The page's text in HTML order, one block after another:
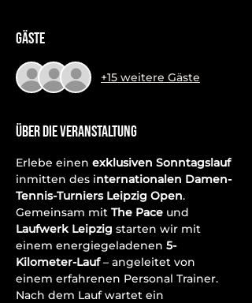
Gäste
+15 weitere Gäste
Über die Veranstaltung
Erlebe einen exklusiven Sonntagslauf
inmitten des internationalen Damen-
Tennis-Turniers Leipzig Open.
Gemeinsam mit The Pace und
Laufwerk Leipzig starten wir mit
einem energiegeladenen 5-
Kilometer-Lauf – angeleitet von
einem erfahrenen Personal Trainer.
Nach dem Lauf wartet ein